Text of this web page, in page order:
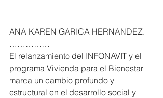
ANA KAREN GARICA HERNANDEZ.
……………
El relanzamiento del INFONAVIT y el
programa Vivienda para el Bienestar
marca un cambio profundo y
estructural en el desarrollo social y